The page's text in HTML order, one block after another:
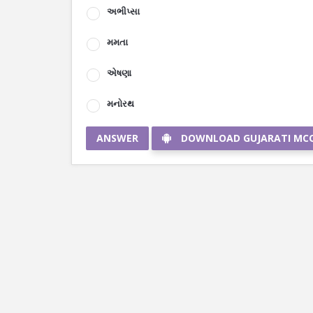
અભીપ્સા
મમતા
એષણા
મનોરથ
ANSWER DOWNLOAD GUJARATI